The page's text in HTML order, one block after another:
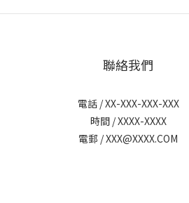
聯絡我們
電話 / XX-XXX-XXX-XXX
時間 / XXXX-XXXX
電郵 / XXX@XXXX.COM